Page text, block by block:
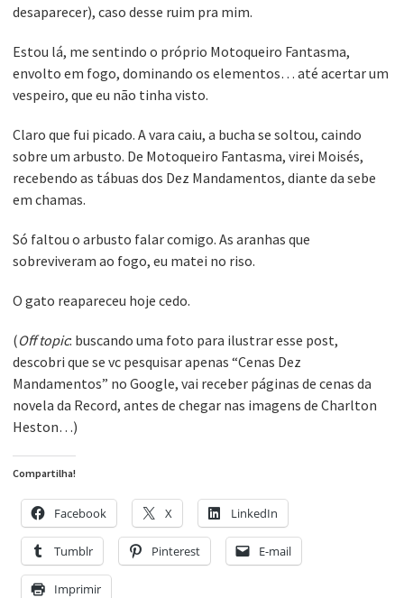
desaparecer), caso desse ruim pra mim.
Estou lá, me sentindo o próprio Motoqueiro Fantasma,
envolto em fogo, dominando os elementos… até acertar um
vespeiro, que eu não tinha visto.
Claro que fui picado. A vara caiu, a bucha se soltou, caindo
sobre um arbusto. De Motoqueiro Fantasma, virei Moisés,
recebendo as tábuas dos Dez Mandamentos, diante da sebe
em chamas.
Só faltou o arbusto falar comigo. As aranhas que
sobreviveram ao fogo, eu matei no riso.
O gato reapareceu hoje cedo.
(Off topic: buscando uma foto para ilustrar esse post,
descobri que se vc pesquisar apenas “Cenas Dez
Mandamentos” no Google, vai receber páginas de cenas da
novela da Record, antes de chegar nas imagens de Charlton
Heston…)
Compartilha!
Facebook X LinkedIn
Tumblr Pinterest E-mail
Imprimir